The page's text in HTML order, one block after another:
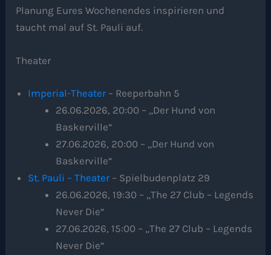
Planung Eures Wochenendes inspirieren und
taucht mal auf St. Pauli auf.
Theater
Imperial-Theater – Reeperbahn 5
26.06.2026, 20:00 – „Der Hund von
Baskerville“
27.06.2026, 20:00 – „Der Hund von
Baskerville“
St. Pauli – Theater – Spielbudenplatz 29
26.06.2026, 19:30 – „The 27 Club – Legends
Never Die“
27.06.2026, 15:00 – „The 27 Club – Legends
Never Die“